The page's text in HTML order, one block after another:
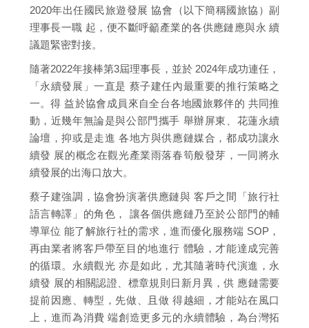
2020年出任國民旅遊發展 協會（以下簡稱國旅協）副
理事長一職 起，便不斷呼籲產業的各供應鏈應與永 續
議題緊密對接。
隨著2022年接棒第3屆理事長，並於 2024年成功連任，
「永續發展」一直是 蔡子建任內最重要的推行策略之
一。得 益於協會成員來自全台各地國旅夥伴的 共同推
動，近幾年無論是與公部門攜手 舉辦屏東、花蓮永續
論壇，抑或是走進 各地方與供應鏈媒合，都成功讓永
續發 展的概念在觀光產業雨落春筍般發芽，一同將永
續發展的出海口放大。
蔡子建強調，協會扮演著供應鏈與 客戶之間「旅行社
語言轉譯」的角色， 讓各個供應鏈乃至於公部門的輔
導單位 能了解旅行社的需求，進而優化服務端 SOP，
再由業者將客戶帶至目的地進行 體驗，才能達成完善
的循環。永續觀光 亦是如此，尤其隨著時代演進，永
續發 展的相關認證、標章規則日新月異，供 應鏈需要
提前因應、轉型，先做、且做 得越細，才能站在風口
上，進而為消費 端創造更多元的永續體驗，為台灣拓